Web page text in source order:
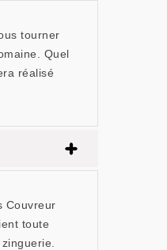
tourner
Quel
réalisé
Couvreur
toute